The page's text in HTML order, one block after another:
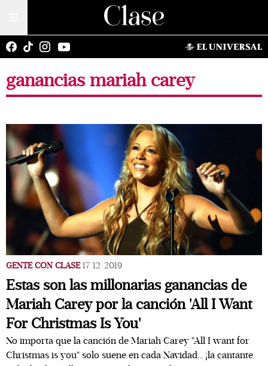
ganancias mariah carey
GENTE CON CLASE 17/12/2019
Estas son las millonarias ganancias de
Mariah Carey por la canción 'All I Want
For Christmas Is You'
No importa que la canción de Mariah Carey "All I want for
Christmas is you" solo suene en cada Navidad... ¡la cantante